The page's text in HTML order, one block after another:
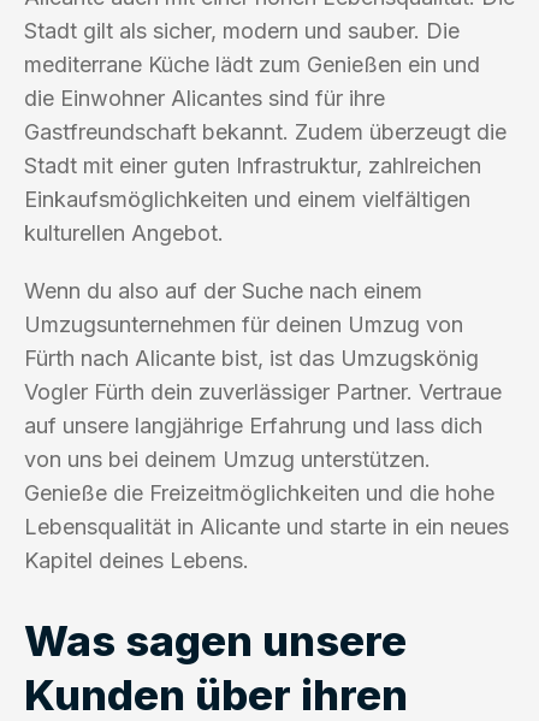
Stadt gilt als sicher, modern und sauber. Die
mediterrane Küche lädt zum Genießen ein und
die Einwohner Alicantes sind für ihre
Gastfreundschaft bekannt. Zudem überzeugt die
Stadt mit einer guten Infrastruktur, zahlreichen
Einkaufsmöglichkeiten und einem vielfältigen
kulturellen Angebot.
Wenn du also auf der Suche nach einem
Umzugsunternehmen für deinen Umzug von
Fürth nach Alicante bist, ist das Umzugskönig
Vogler Fürth dein zuverlässiger Partner. Vertraue
auf unsere langjährige Erfahrung und lass dich
von uns bei deinem Umzug unterstützen.
Genieße die Freizeitmöglichkeiten und die hohe
Lebensqualität in Alicante und starte in ein neues
Kapitel deines Lebens.
Was sagen unsere
Kunden über ihren